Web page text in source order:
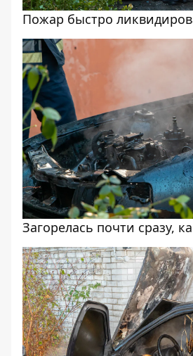
Пожар быстро
Загорелась почти сразу,